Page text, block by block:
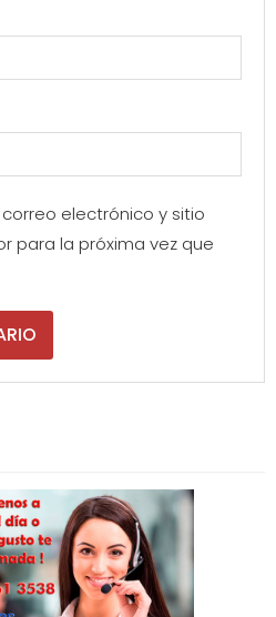
electrónico y sitio
para la próxima vez que